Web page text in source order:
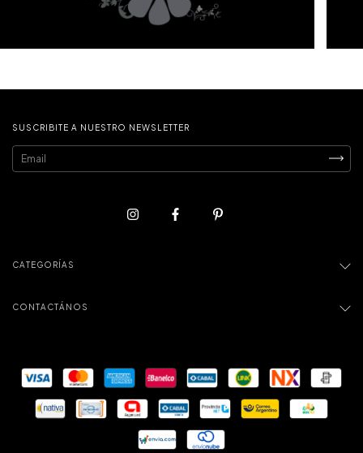
SUSCRIBITE A NUESTRO NEWSLETTER
CATEGORÍAS
CONTACTÁNOS